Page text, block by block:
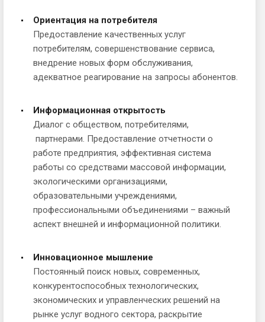
Ориентация на потребителя
Предоставление качественных услуг
потребителям, совершенствование сервиса,
внедрение новых форм обслуживания,
адекватное реагирование на запросы абонентов.
Информационная открытость
Диалог с обществом, потребителями,
партнерами. Предоставление отчетности о
работе предприятия, эффективная система
работы со средствами массовой информации,
экологическими организациями,
образовательными учреждениями,
профессиональными объединениями – важный
аспект внешней и информационной политики.
Инновационное мышление
Постоянный поиск новых, современных,
конкурентоспособных технологических,
экономических и управленческих решений на
рынке услуг водного сектора, раскрытие